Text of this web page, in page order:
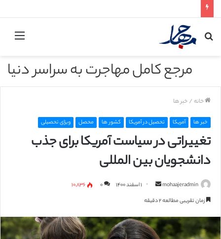
جستجو
مرجع کامل مهاجرت به سراسر دنیا
خانه / خبر ها
خبر ها آمریکا تحصیل در آمریکا کشور ها محصل ویزای تحصیلی
تغییراتی در سیاست آمریکا برای جذب
دانشجویان بین المللی
mohaajeradmin
ر
ا
ل
۱ اسفند ۱۴۰۰ ۰
۱۰,۸۳۶
زمان تقریبی مطالعه ۲ دقیقه